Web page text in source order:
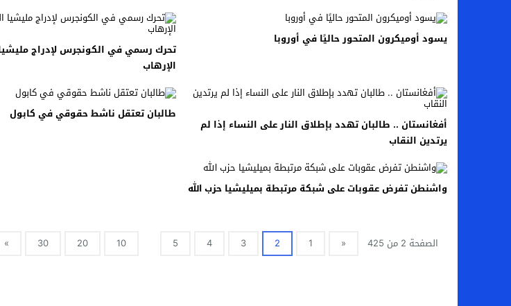
اخبار الرياضة – اليويفا يعقد اجتماعا طارئا لبحث خطة الفيفا لبيع حصة في كيان تجاري جديد
عالم الجريمة – ب الأمن والقضاء – في الصورة: إحباط عمليتين لتهريب مادة الكبتاجون إلى الخليج
عالم الجريمة – قُتل أربعة مهاجرين غير شرعيين أثناء محاولتهم عبور القناة الإنجليزية باتجاه بريطانيا
مال و اعمال – انكماش الاقتصاد السعودي للمرة الأولى منذ عامين ونصف
يسود أوميكرون المتحور حاليًا في أوروبا
تحرك رسمي في الكونجرس لإدراج
الإرهاب
أفغانستان .. طالبان تهدد بإطلاق النار على النساء إذا لم
يرتدين النقاب
طالبان تعتقل ناشط حقوقي في كابول
واشنطن تفرض عقوبات على شبكة مرتبطة بميليشيا حزب الله
الصفحة 2 من 425 «
1
2
3
4
5
10
20
30
»